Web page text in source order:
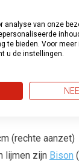
ideale keuze is
53cm breed
(rechte aanzet)
lijmen zijn Bison
analyse van onze
te bieden. Voor
u de instellingen.